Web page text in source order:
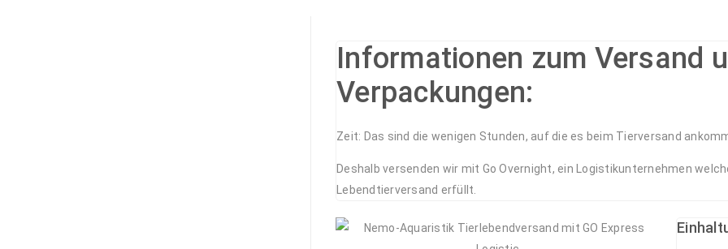
Informationen zum Versand
Verpackungen:
Zeit: Das sind die wenigen Stunden, auf die es beim Tierversand
Deshalb versenden wir mit Go Overnight, ein Logistikunternehmen
Lebendtierversand erfüllt.